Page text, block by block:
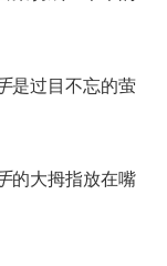
是过目不忘的萤
的大拇指放在嘴